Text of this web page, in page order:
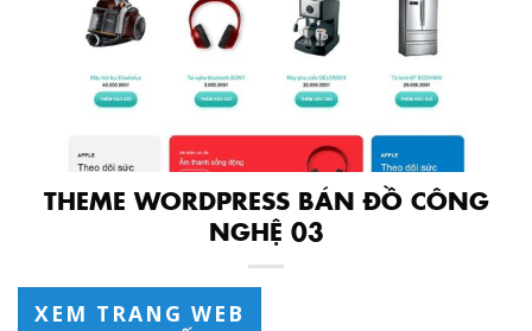
THEME WORDPRESS BÁN ĐỒ CÔNG
NGHỆ 03
XEM TRANG WEB